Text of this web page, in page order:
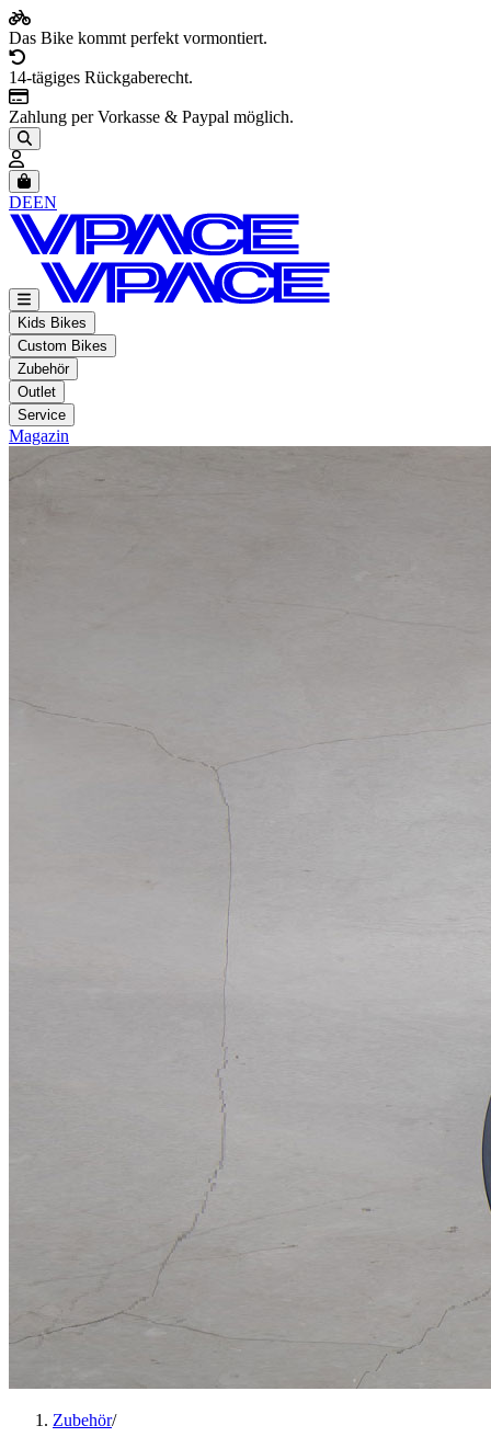
Das Bike kommt perfekt vormontiert.
14-tägiges Rückgaberecht.
Zahlung per Vorkasse & Paypal möglich.
Artikel im Warenkorb, Warenkorb anzeigen
DEEN
Kids Bikes
Custom Bikes
Zubehör
Outlet
Service
Magazin
Zubehör/